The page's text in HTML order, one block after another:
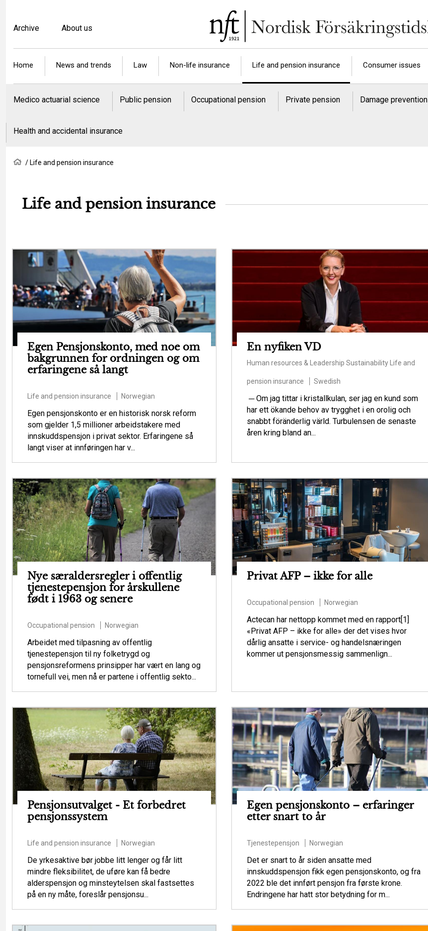
mainTop
menu
Archive About us
Article
categories
Home News and trends Law Non-life insurance Life and pension insurance Consumer issues
Medico actuarial science Public pension Occupational pension Private pension Damage prevention
Health and accidental insurance
Breadcrumb
Home
Life and pension insurance
Life and pension insurance
Egen Pensjonskonto, med noe om
bakgrunnen for ordningen og om
erfaringene så langt
Life and pension insurance Norwegian
Egen pensjonskonto er en historisk norsk reform
som gjelder 1,5 millioner arbeidstakere med
innskuddspensjon i privat sektor. Erfaringene så
langt viser at innføringen har v...
En nyfiken VD
Human resources & Leadership Sustainability Life and
pension insurance Swedish
─ Om jag tittar i kristallkulan, ser jag en kund som
har ett ökande behov av trygghet i en orolig och
snabbt föränderlig värld. Turbulensen de senaste
åren kring bland an...
Nye særaldersregler i offentlig
tjenestepensjon for årskullene
født i 1963 og senere
Occupational pension Norwegian
Arbeidet med tilpasning av offentlig
tjenestepensjon til ny folketrygd og
pensjonsreformens prinsipper har vært en lang og
tornefull vei, men nå er partene i offentlig sekto...
Privat AFP – ikke for alle
Occupational pension Norwegian
Actecan har nettopp kommet med en rapport[1]
«Privat AFP – ikke for alle» der det vises hvor
dårlig ansatte i service- og handelsnæringen
kommer ut pensjonsmessig sammenlign...
Pensjonsutvalget - Et forbedret
pensjonssystem
Life and pension insurance Norwegian
De yrkesaktive bør jobbe litt lenger og får litt
mindre fleksibilitet, de uføre kan få bedre
alderspensjon og minsteytelsen skal fastsettes
på en ny måte, foreslår pensjonsu...
Egen pensjonskonto – erfaringer
etter snart to år
Tjenestepensjon Norwegian
Det er snart to år siden ansatte med
innskuddspensjon fikk egen pensjonskonto, og fra
2022 ble det innført pensjon fra første krone.
Endringene har hatt stor betydning for m...